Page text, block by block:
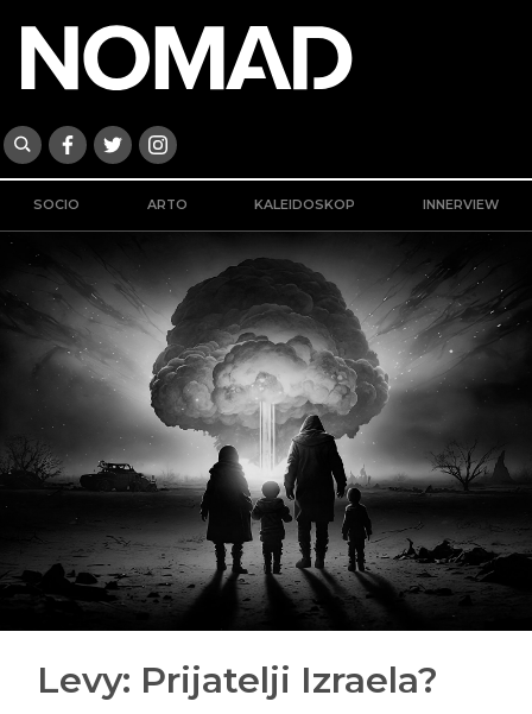
SOCIO ARTO KALEIDOSKOP INNERVIEW
Levy: Prijatelji Izraela?